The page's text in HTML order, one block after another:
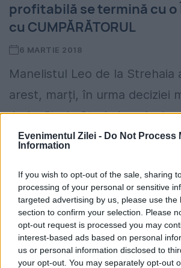
Evenimentul Zilei - Do Not Process
Information
If you wish to opt-out of the sale, sharing
processing of your personal or sensitive
targeted advertising by us, please use the
section to confirm your selection. Please
opt-out request is processed you may
interest-based ads based on personal
us or personal information disclosed to
your opt-out. You may separately opt-out
profitabilă se termină cu o
cu CUMPĂRĂTORUL
6 MARTIE 2018
Manelistul Leo de la Strehaia
arest, marți, în urma deciziei
Judecătoria Strehaia a decis
nu trebuie plasat în arest